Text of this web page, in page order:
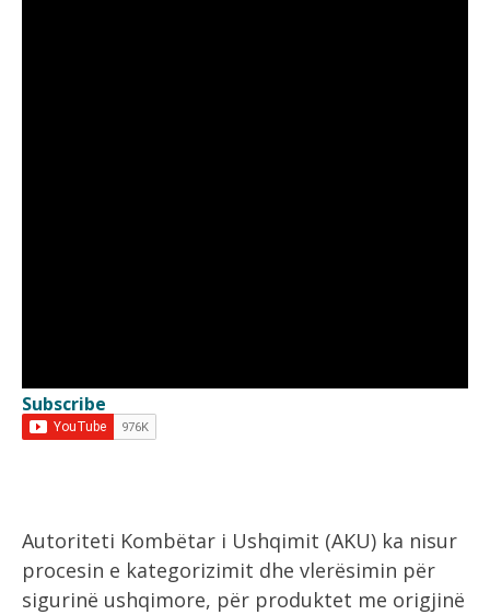
Subscribe
Autoriteti Kombëtar i Ushqimit (AKU) ka nisur
procesin e kategorizimit dhe vlerësimin për
sigurinë ushqimore, për produktet me origjinë